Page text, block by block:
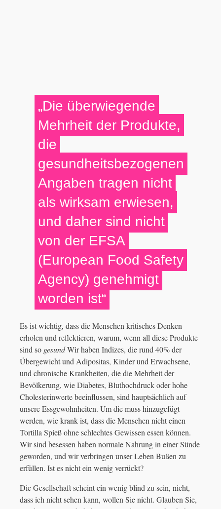
„Die überwiegende
Mehrheit der Produkte,
die
gesundheitsbezogenen
Angaben tragen nicht
als wirksam erwiesen,
und daher sind nicht
von der EFSA
(European Food Safety
Agency) genehmigt
worden ist“
Es ist wichtig, dass die Menschen kritisches Denken
erholen und reflektieren, warum, wenn all diese Produkte
sind so gesundWir haben Indizes, die rund 40% der
Übergewicht und Adipositas, Kinder und Erwachsene,
und chronische Krankheiten, die die Mehrheit der
Bevölkerung, wie Diabetes, Bluthochdruck oder hohe
Cholesterinwerte beeinflussen, sind hauptsächlich auf
unsere Essgewohnheiten. Um die muss hinzugefügt
werden, wie krank ist, dass die Menschen nicht einen
Tortilla Spieß ohne schlechtes Gewissen essen können.
Wir sind besessen haben normale Nahrung in einer Sünde
geworden, und wir verbringen unser Leben Bußen zu
erfüllen. Ist es nicht ein wenig verrückt?
Die Gesellschaft scheint ein wenig blind zu sein, nicht,
dass ich nicht sehen kann, wollen Sie nicht. Glauben Sie,